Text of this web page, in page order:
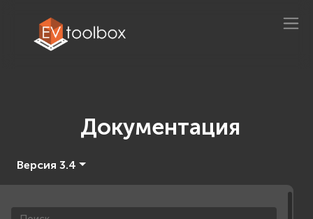
Документация
Версия 3.4